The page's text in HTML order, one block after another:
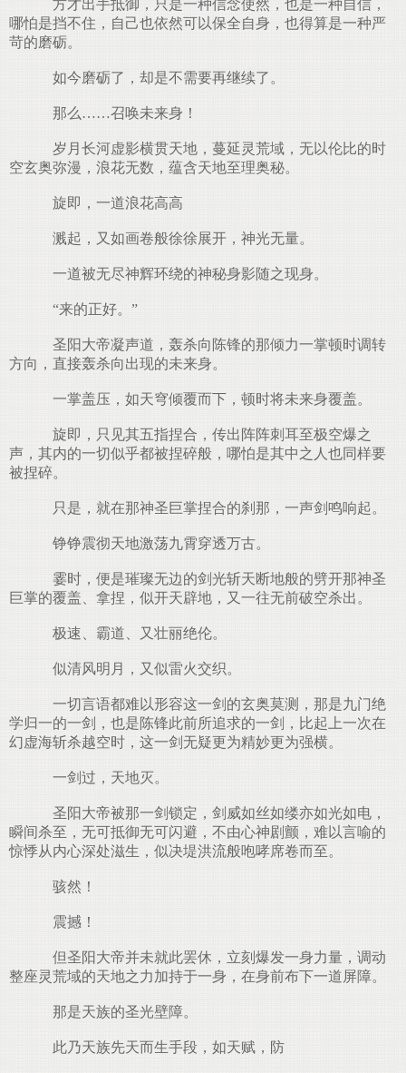
方才出手抵御，只是一种信念使然，也是一种自信，
哪怕是挡不住，自己也依然可以保全自身，也得算是一种严
苛的磨砺。
如今磨砺了，却是不需要再继续了。
那么……召唤未来身！
岁月长河虚影横贯天地，蔓延灵荒域，无以伦比的时
空玄奥弥漫，浪花无数，蕴含天地至理奥秘。
旋即，一道浪花高高
溅起，又如画卷般徐徐展开，神光无量。
一道被无尽神辉环绕的神秘身影随之现身。
“来的正好。”
圣阳大帝凝声道，轰杀向陈锋的那倾力一掌顿时调转
方向，直接轰杀向出现的未来身。
一掌盖压，如天穹倾覆而下，顿时将未来身覆盖。
旋即，只见其五指捏合，传出阵阵刺耳至极空爆之
声，其内的一切似乎都被捏碎般，哪怕是其中之人也同样要
被捏碎。
只是，就在那神圣巨掌捏合的刹那，一声剑鸣响起。
铮铮震彻天地激荡九霄穿透万古。
霎时，便是璀璨无边的剑光斩天断地般的劈开那神圣
巨掌的覆盖、拿捏，似开天辟地，又一往无前破空杀出。
极速、霸道、又壮丽绝伦。
似清风明月，又似雷火交织。
一切言语都难以形容这一剑的玄奥莫测，那是九门绝
学归一的一剑，也是陈锋此前所追求的一剑，比起上一次在
幻虚海斩杀越空时，这一剑无疑更为精妙更为强横。
一剑过，天地灭。
圣阳大帝被那一剑锁定，剑威如丝如缕亦如光如电，
瞬间杀至，无可抵御无可闪避，不由心神剧颤，难以言喻的
惊悸从内心深处滋生，似决堤洪流般咆哮席卷而至。
骇然！
震撼！
但圣阳大帝并未就此罢休，立刻爆发一身力量，调动
整座灵荒域的天地之力加持于一身，在身前布下一道屏障。
那是天族的圣光壁障。
此乃天族先天而生手段，如天赋，防